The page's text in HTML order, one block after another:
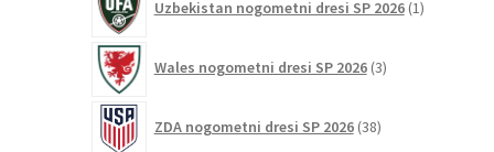
Uzbekistan nogometni dresi SP 2026 1izdelek
Wales nogometni dresi SP 2026 3izdelki
ZDA nogometni dresi SP 2026 38izdelkov